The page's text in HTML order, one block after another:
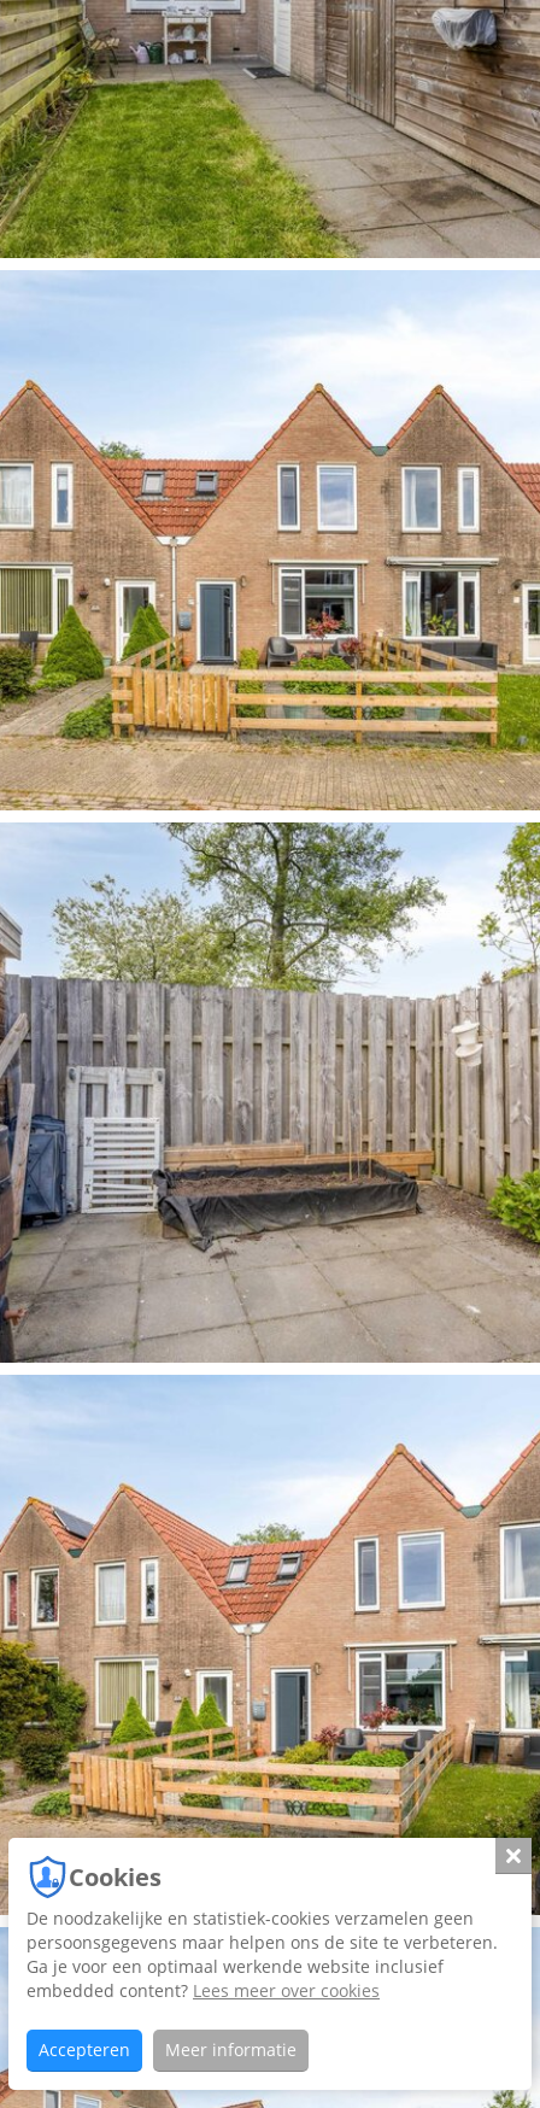
Cookies
De noodzakelijke en statistiek-cookies verzamelen geen
persoonsgegevens maar helpen ons de site te verbeteren.
Ga je voor een optimaal werkende website inclusief
embedded content? Lees meer over cookies
Accepteren Meer informatie